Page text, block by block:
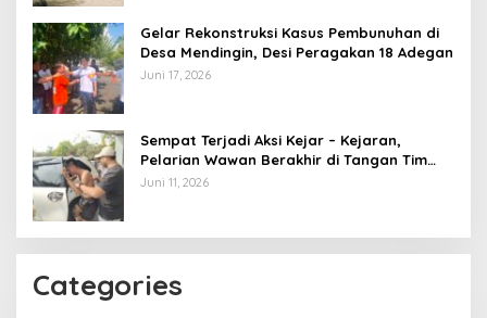
Gelar Rekonstruksi Kasus Pembunuhan di
Desa Mendingin, Desi Peragakan 18 Adegan
Juni 17, 2026
Sempat Terjadi Aksi Kejar – Kejaran,
Pelarian Wawan Berakhir di Tangan Tim
Opsnal Polsek Lubuk Batang, Kaki
Juni 11, 2026
Categories